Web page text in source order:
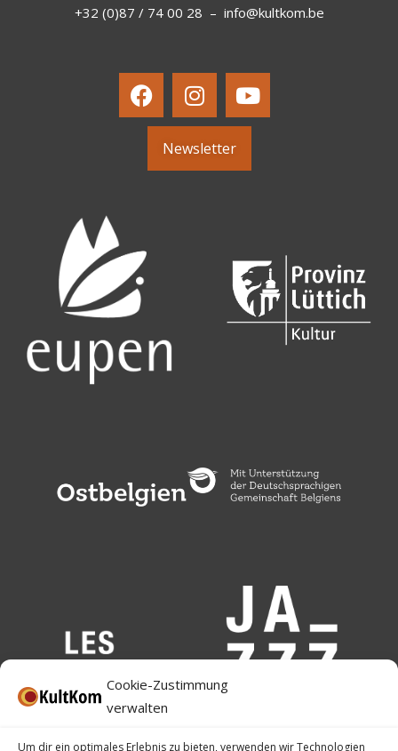
Cookie-Zustimmung
verwalten
Um dir ein optimales Erlebnis zu bieten, verwenden wir Technologien
+32 (0)87 / 74 00 28 – info@kultkom.be
Newsletter